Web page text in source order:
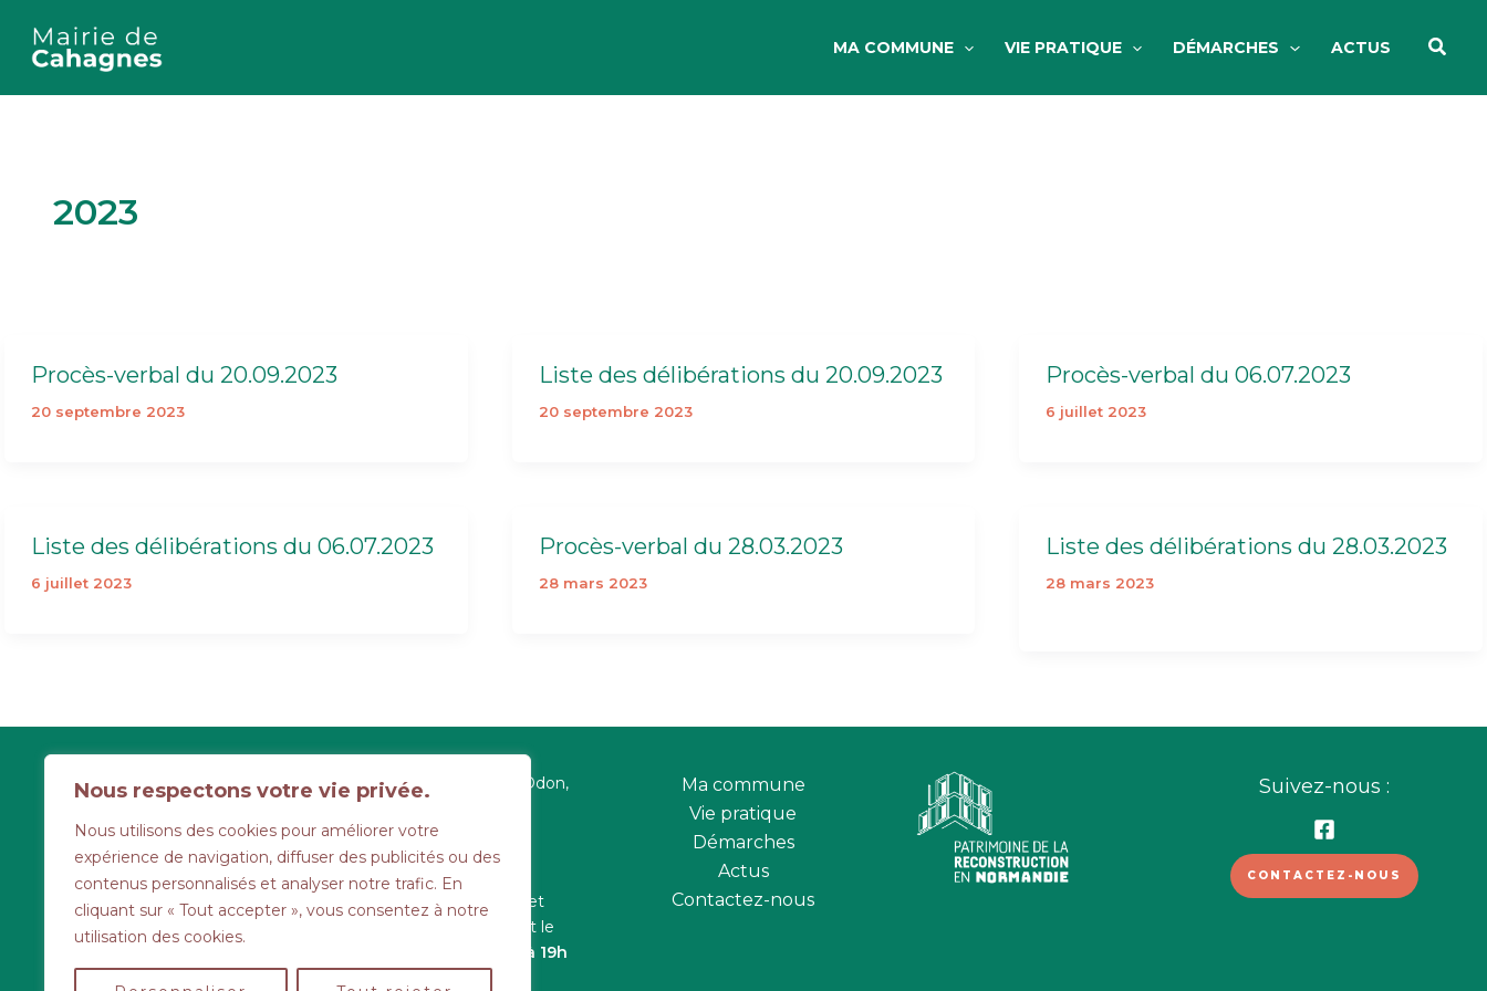
Nous respectons votre vie privée.
Nous utilisons des cookies pour améliorer votre
expérience de navigation, diffuser des publicités ou des
contenus personnalisés et analyser notre trafic. En
cliquant sur « Tout accepter », vous consentez à notre
utilisation des cookies.
contenu
MA COMMUNE VIE PRATIQUE DÉMARCHES ACTUS
2023
Procès-verbal du 20.09.2023
20 septembre 2023
Liste des délibérations du 20.09.2023
20 septembre 2023
Procès-verbal du 06.07.2023
6 juillet 2023
Liste des délibérations du 06.07.2023
6 juillet 2023
Procès-verbal du 28.03.2023
28 mars 2023
Liste des délibérations du 28.03.2023
28 mars 2023
6 route d'Aunay sur Odon,
Les lundis, mardis, jeudis et
et le
16h à 19h
Ma commune
Vie pratique
Démarches
Actus
Contactez-nous
Suivez-nous :
CONTACTEZ-NOUS